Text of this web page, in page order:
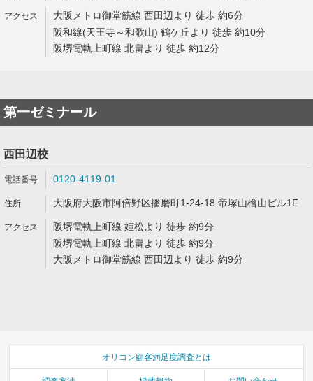
大阪メトロ御堂筋線 西田辺より 徒歩 約6分
阪和線(天王寺～和歌山) 鶴ケ丘より 徒歩 約10分
阪堺電軌上町線 北畠より 徒歩 約12分
第一ゼミナール
西田辺校
0120-4119-01
大阪府大阪市阿倍野区播磨町1-24-18 帝塚山檜山ビル1F
阪堺電軌上町線 姫松より 徒歩 約9分
阪堺電軌上町線 北畠より 徒歩 約9分
大阪メトロ御堂筋線 西田辺より 徒歩 約9分
オリコン顧客満足度調査とは